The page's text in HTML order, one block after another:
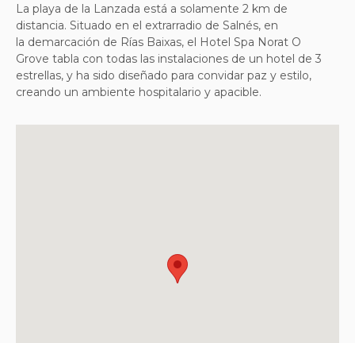
La playa de la Lanzada está a solamente 2 km de
distancia. Situado en el extrarradio de Salnés, en
la demarcación de Rías Baixas, el Hotel Spa Norat O
Grove tabla con todas las instalaciones de un hotel de 3
estrellas, y ha sido diseñado para convidar paz y estilo,
creando un ambiente hospitalario y apacible.